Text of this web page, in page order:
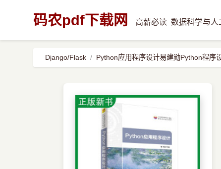
码农pdf下载网 高薪必读 数据科学与人
Django/Flask Python应用程序设计易建勋Python程序